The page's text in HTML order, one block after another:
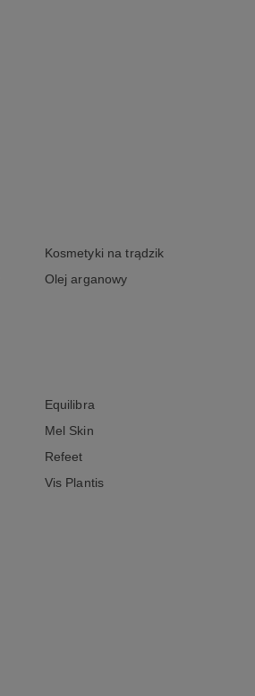
Kosmetyki na trądzik
Olej arganowy
Equilibra
Mel Skin
Refeet
Vis Plantis